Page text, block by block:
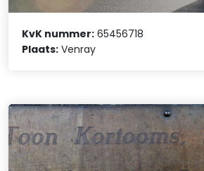
KvK nummer: 65456718
Plaats: Venray